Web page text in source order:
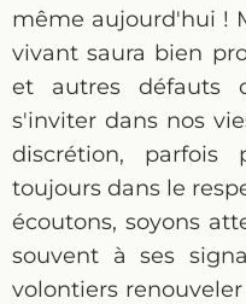
même aujourd'hui !
vivant saura bien
et autres défauts
s'inviter dans nos
discrétion, parfois
toujours dans le
écoutons, soyons
souvent à ses
volontiers